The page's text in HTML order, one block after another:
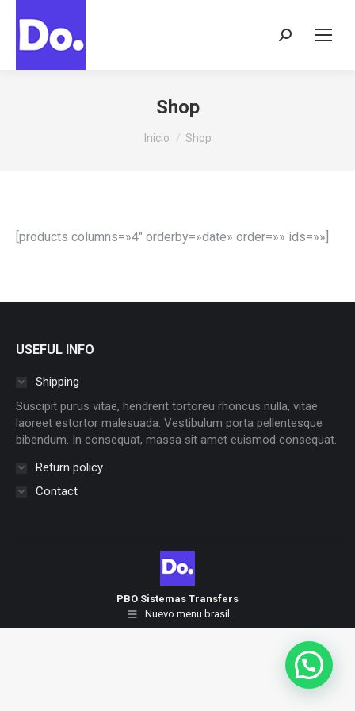
Buscar:
Shop
Estás aquí:
Inicio Shop
[products columns=»4″ orderby=»date» order=»» ids=»»]
USEFUL INFO
Shipping
Suscipit purus vitae, hendrerit tortoreu rhoncus nulla, vitae
laoreet estortor malesuada. Vestibulum porta pellentesque
bibendum. In consequat, massa sit amet euismod consequat.
Return policy
Contact
PBO Sistemas Transfers
Nuevo menu brasil